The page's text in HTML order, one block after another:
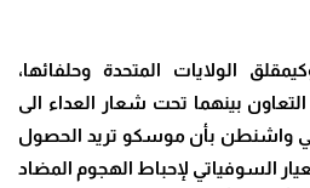
الولايات المتحدة وحلفائها،
بينهما تحت شعار العداء الى
في واشنطن بأن موسكو تريد الحصول
السوفياتي لإحباط الهجوم المضاد